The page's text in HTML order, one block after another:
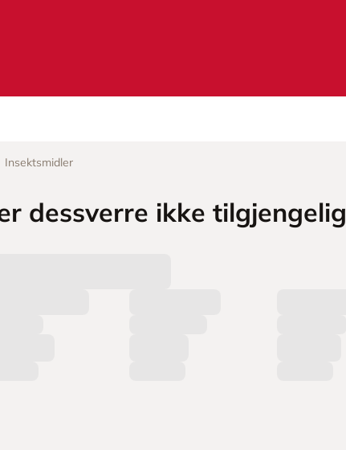
Insektsmidler
dessverre ikke tilgjengelig